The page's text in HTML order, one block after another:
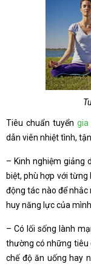
Tiêu chuẩn tuyển gia
dẫn viên nhiệt tình,
– Kinh nghiệm giảng
biệt, phù hợp với
động tác nào để
huy năng lực của mình.
– Có lối sống lành
thường có những tiêu
chế độ ăn uống hay